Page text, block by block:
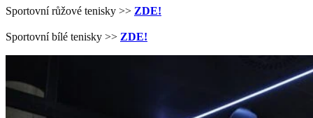
Sportovní růžové tenisky >> ZDE!
Sportovní bílé tenisky >> ZDE!